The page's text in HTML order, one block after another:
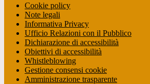
Cookie policy
Note legali
Informativa Privacy
Ufficio Relazioni con il Pubblico
Dichiarazione di accessibilità
Obiettivi di accessibilità
Whistleblowing
Gestione consensi cookie
Amministrazione trasparente